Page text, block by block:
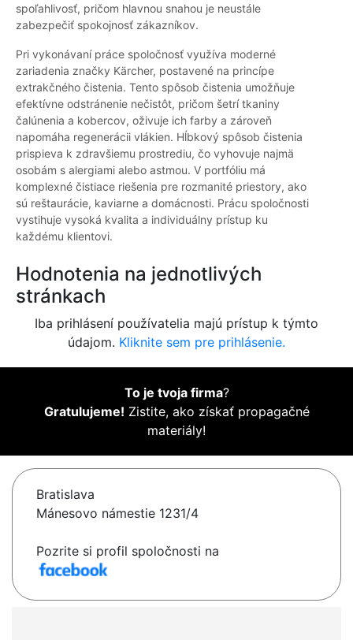
spoľahlivosť, pričom hlavnou snahou je neustále
zabezpečiť spokojnosť zákazníkov.
Pri vykonávaní práce spoločnosť využíva moderné
zariadenia značky Kärcher, postavené na princípe
extrakčného čistenia. Tento spôsob čistenia umožňuje
efektívne odstránenie nečistôt, pričom šetrí tkaniny
čalúnenia a kobercov, oživuje ich farby a zároveň
napomáha regenerácii vlákien. Hĺbkový spôsob čistenia
prispieva k zdravšiemu prostrediu, čo vyhovuje najmä
osobám s alergiami alebo astmou. V portfóliu má
komplexné čistiace riešenia pre rozmanité priestory, ako
sú reštaurácie, kaviarne a domácnosti. Prácu spoločnosti
vystihuje vysoká kvalita a individuálny prístup ku
každému klientovi.
Hodnotenia na jednotlivých
stránkach
Iba prihlásení používatelia majú prístup k týmto
údajom. Kliknite sem pre prihlásenie.
To je tvoja firma?
Gratulujeme! Zistite, ako získať propagačné
materiály!
Bratislava
Mánesovo námestie 1231/4
Pozrite si profil spoločnosti na